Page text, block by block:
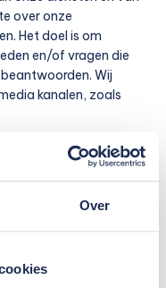
Over
over onze
Het doel is om
en/of vragen die
Wij
kanalen, zoals
voor om niet op
Aan het wel of niet
enkel recht worden
aan feeds en het